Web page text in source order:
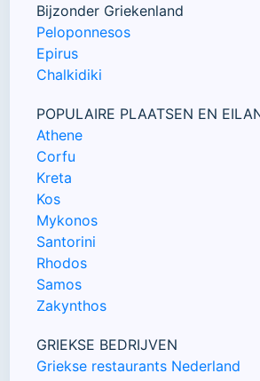
Bijzonder Griekenland
Peloponnesos
Epirus
Chalkidiki
POPULAIRE PLAATSEN EN
Athene
Corfu
Kreta
Kos
Mykonos
Santorini
Rhodos
Samos
Zakynthos
GRIEKSE BEDRIJVEN
Griekse restaurants Nederland